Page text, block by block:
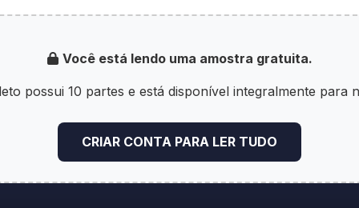
tem fé pública, validade em todo o
válido para todos os fins legais.
de Identidade é única em âmbito nacional e a
do local de expedição da primeira via será
Você está lendo uma amostra gratuita.
possui 10 partes e está disponível integralmente para
CRIAR CONTA PARA LER TUDO